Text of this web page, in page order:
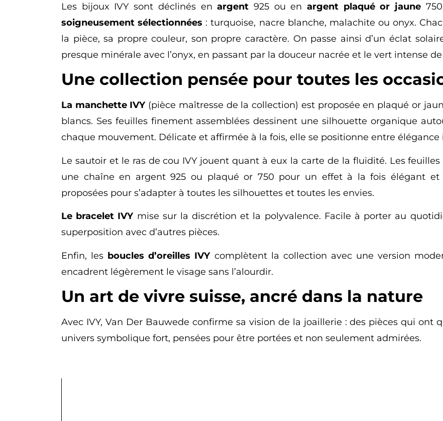
Les bijoux IVY sont déclinés enargent 925 ou enargent plaqué or jaune
soigneusement sélectionnées : turquoise, nacre blanche, malachite ou onyx.
la pièce, sa propre couleur, son propre caractère. On passe ainsi d’un éclat
presque minérale avec l’onyx, en passant par la douceur nacrée et le vert intense
Une collection pensée pour toutes les
La manchette IVY(pièce maîtresse de la collection) est proposée en plaqué or
blancs. Ses feuilles finement assemblées dessinent une silhouette organique
chaque mouvement. Délicate et affirmée à la fois, elle se positionne entre
Le sautoir et le ras de cou IVY jouent quant à eux la carte de la fluidité. Les feuilles
une chaîne en argent 925 ou plaqué or 750 pour un effet à la fois élégant et
proposées pour s’adapter à toutes les silhouettes et toutes les envies.
Le bracelet IVYmise sur la discrétion et la polyvalence. Facile à porter au
superposition avec d’autres pièces.
Enfin, les boucles d’oreilles IVYcomplètent la collection avec une version
encadrent légèrement le visage sans l’alourdir.
Un art de vivre suisse, ancré dans la nature
Avec IVY, Van Der Bauwede confirme sa vision de la joaillerie : des pièces qui ont
univers symbolique fort, pensées pour être portées et non seulement admirées.